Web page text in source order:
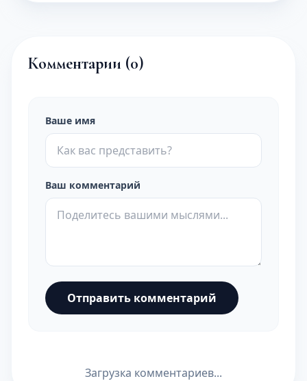
Комментарии (0)
Ваше имя
Ваш комментарий
Отправить комментарий
Загрузка комментариев...